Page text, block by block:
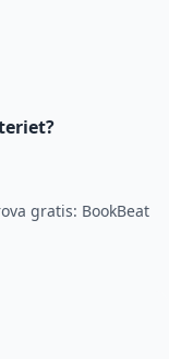
gratis: BookBeat